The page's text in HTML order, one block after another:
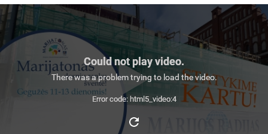
Could not play video.
There was a problem trying to load the video.
Error code: html5_video:4